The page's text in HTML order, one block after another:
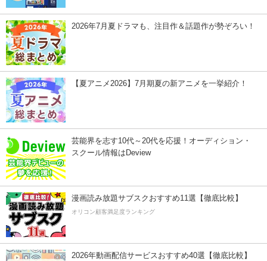
2026年7月夏ドラマも、注目作＆話題作が勢ぞろい！
【夏アニメ2026】7月期夏の新アニメを一挙紹介！
芸能界を志す10代～20代を応援！オーディション・
スクール情報はDeview
漫画読み放題サブスクおすすめ11選【徹底比較】
オリコン顧客満足度ランキング
2026年動画配信サービスおすすめ40選【徹底比較】